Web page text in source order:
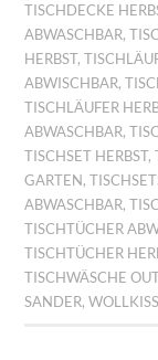
TISCHDECKE
ABWASCHBAR,
HERBST,
ABWISCHBAR,
TISCHLÄUFER
ABWASCHBAR,
TISCHSET HERBST,
GARTEN,
ABWASCHBAR,
TISCHTÜCHER
TISCHTÜCHER
TISCHWÄSCHE
SANDER,